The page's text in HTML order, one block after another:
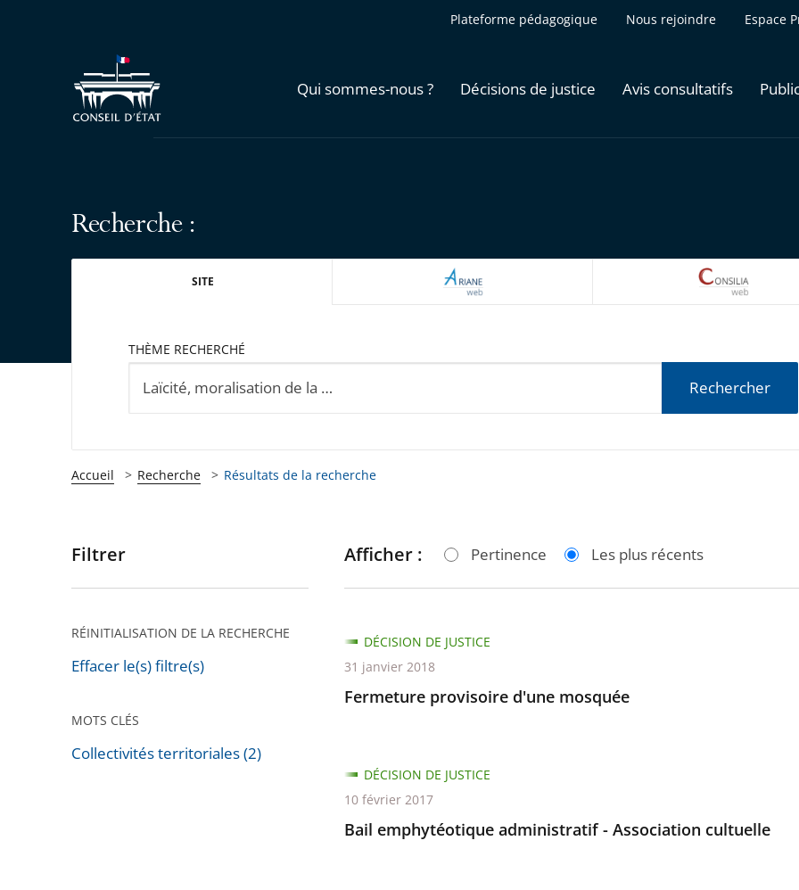
Plateforme pédagogique Nous rejoindre Espace
Qui sommes-nous ? Décisions de justice Avis consultatifs
Recherche :
SITE ARIANEWEB
THÈME RECHERCHÉ
Rechercher
Accueil Recherche Résultats de la recherche
Passer
pour
après
Filtrer
RÉINITIALISATION DE LA RECHERCHE
Effacer le(s) filtre(s)
MOTS CLÉS
Collectivités territoriales (2)
Afficher : Pertinence Les plus récents
Fermeture provisoire d'une mosquée
DÉCISION DE JUSTICE
31 janvier 2018
Bail emphytéotique administratif - Association cultuelle
DÉCISION DE JUSTICE
10 février 2017